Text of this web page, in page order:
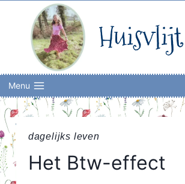
Huisvlijt
Menu
dagelijks leven
Het Btw-effect